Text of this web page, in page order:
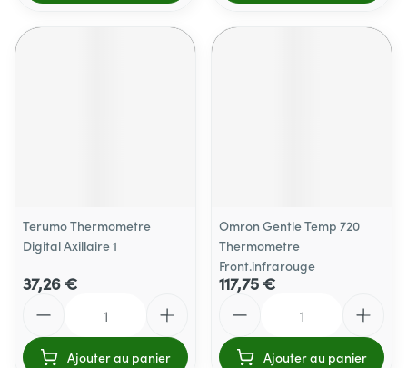
Terumo Thermometre
Digital Axillaire 1
37,26 €
Ajouter au panier
Omron Gentle Temp 720
Thermometre
Front.infrarouge
117,75 €
Ajouter au panier